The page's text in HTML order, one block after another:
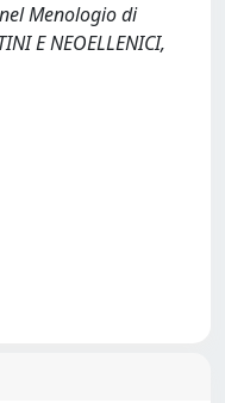
Menologio di
E NEOELLENICI,